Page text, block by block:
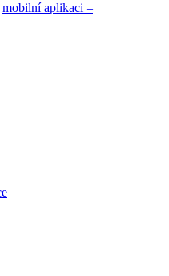
mobilní aplikaci –